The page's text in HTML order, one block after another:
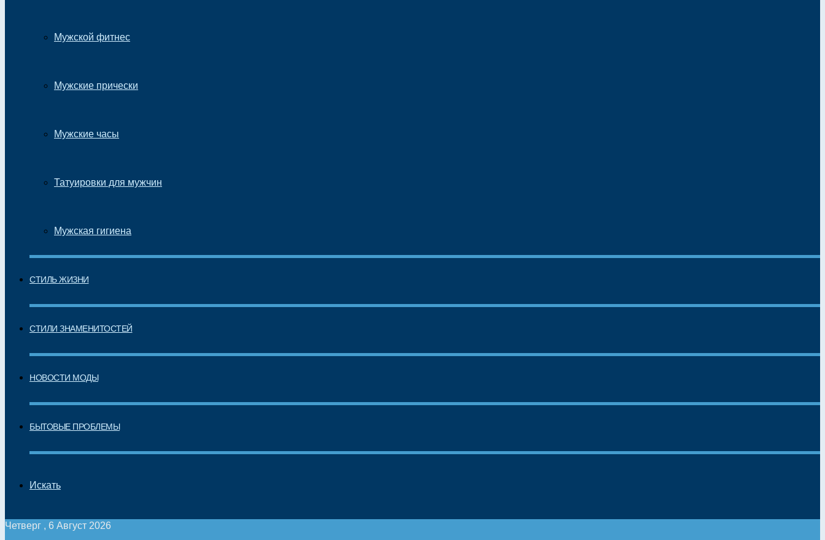
Мужской фитнес
Мужские прически
Мужские часы
Татуировки для мужчин
Мужская гигиена
СТИЛЬ ЖИЗНИ
СТИЛИ ЗНАМЕНИТОСТЕЙ
НОВОСТИ МОДЫ
БЫТОВЫЕ ПРОБЛЕМЫ
Искать
Четверг , 6 Август 2026